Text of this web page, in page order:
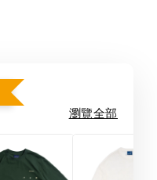
瀏覽全部